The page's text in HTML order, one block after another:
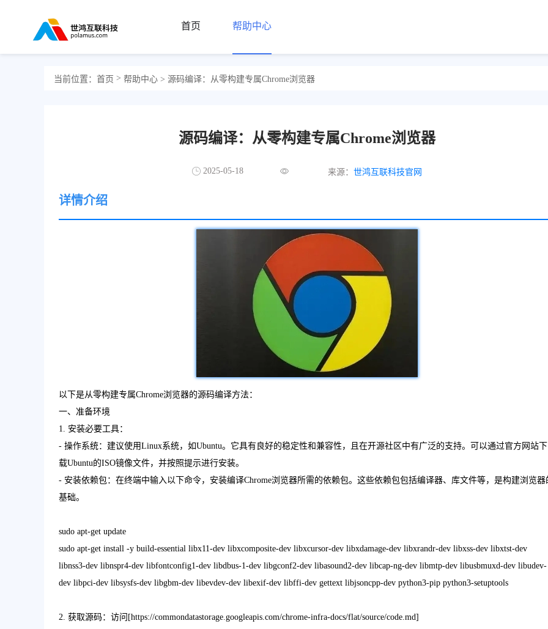
首页 帮助中心
当前位置： 首页 > 帮助中心 > 源码编译：从零构建专属Chrome浏览器
源码编译：从零构建专属Chrome浏览器
2025-05-18 来源： 世鸿互联科技官网
详情介绍
以下是从零构建专属Chrome浏览器的源码编译方法：
一、准备环境
1. 安装必要工具：
- 操作系统：建议使用Linux系统，如Ubuntu。它具有良好的稳定性和兼容性，且在开源社区中有广泛的支持。可以通过官方网站下
载Ubuntu的ISO镜像文件，并按照提示进行安装。
- 安装依赖包：在终端中输入以下命令，安装编译Chrome浏览器所需的依赖包。这些依赖包包括编译器、库文件等，是构建浏览器
基础。
sudo apt-get update
sudo apt-get install -y build-essential libx11-dev libxcomposite-dev libxcursor-dev libxdamage-dev libxrandr-dev libxss-dev libxtst-dev
libnss3-dev libnspr4-dev libfontconfig1-dev libdbus-1-dev libgconf2-dev libasound2-dev libcap-ng-dev libmtp-dev libusbmuxd-dev libudev-
dev libpci-dev libsysfs-dev libgbm-dev libevdev-dev libexif-dev libffi-dev gettext libjsoncpp-dev python3-pip python3-setuptools
2. 获取源码：访问[https://commondatastorage.googleapis.com/chrome-infra-docs/flat/source/code.md]